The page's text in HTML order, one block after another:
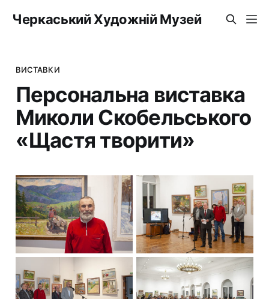
Черкаський Художній Музей
ВИСТАВКИ
Персональна виставка
Миколи Скобельського
«Щастя творити»